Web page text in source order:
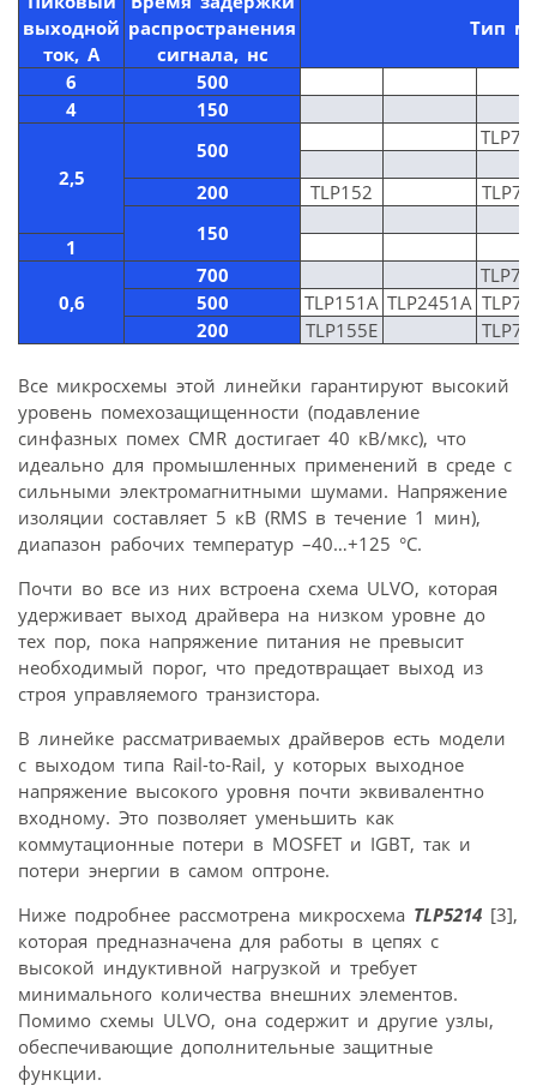
выходной
ток, А
распространения
сигнала, нс
Тип
6
500
4
150
2,5
500
200 TLP152
150
1
0,6
700
500
TLP151A TLP2451A
200
TLP155E
Все микросхемы этой линейки гарантируют высокий
уровень помехозащищенности (подавление
синфазных помех CMR достигает 40 кВ/мкс), что
идеально для промышленных применений в среде с
сильными электромагнитными шумами. Напряжение
изоляции составляет 5 кВ (RMS в течение 1 мин),
диапазон рабочих температур –40…+125 °С.
Почти во все из них встроена схема ULVO, которая
удерживает выход драйвера на низком уровне до
тех пор, пока напряжение питания не превысит
необходимый порог, что предотвращает выход из
строя управляемого транзистора.
В линейке рассматриваемых драйверов есть модели
с выходом типа Rail-to-Rail, у которых выходное
напряжение высокого уровня почти эквивалентно
входному. Это позволяет уменьшить как
коммутационные потери в MOSFET и IGBT, так и
потери энергии в самом оптроне.
Ниже подробнее рассмотрена микросхема TLP5214 [3],
которая предназначена для работы в цепях с
высокой индуктивной нагрузкой и требует
минимального количества внешних элементов.
Помимо схемы ULVO, она содержит и другие узлы,
обеспечивающие дополнительные защитные
функции.